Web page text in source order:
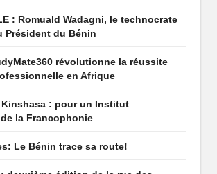
: Romuald Wadagni, le technocrate
Président du Bénin
révolutionne la réussite
en Afrique
Kinshasa : pour un Institut
la Francophonie
Le Bénin trace sa route!